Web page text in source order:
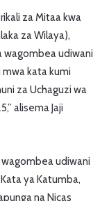
za Mitaa kwa
za Wilaya),
udiwani
kata kumi
za Uchaguzi wa
alisema Jaji
udiwani
ya Katumba,
na Nicas